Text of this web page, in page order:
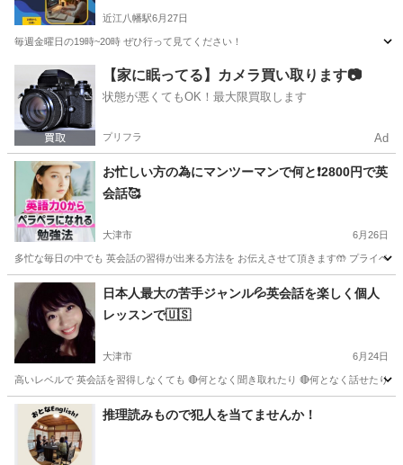
近江八幡駅6月27日
毎週金曜日の19時~20時 ぜひ行って見てください！
近江八幡市 近江八幡駅 英語 無料
【家に眠ってる】カメラ買い取ります📷
状態が悪くてもOK！最大限買取します
プリフラ Ad
お忙しい方の為にマンツーマンで何と❗️2800円で英
会話🥰
大津市 6月26日
多忙な毎日の中でも 英会話の習得が出来る方法を お伝えさせて頂きます🤲 プライベ
滋賀 大津市 英会話 マンツーマン
日本人最大の苦手ジャンル💦英会話を楽しく個人
レッスンで🇺🇸
大津市 6月24日
高いレベルで 英会話を習得しなくても 🔴何となく聞き取れたり 🔴何となく話せたり
滋賀 大津市 英会話 レッスン
推理読みもので犯人を当てませんか！